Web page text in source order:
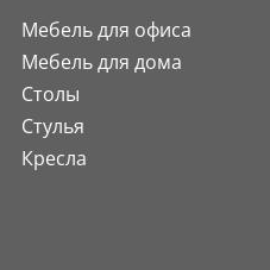
Мебель для офиса
Мебель для дома
Столы
Стулья
Кресла